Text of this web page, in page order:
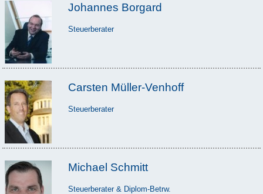
Johannes Borgard
Steuerberater
Carsten Müller-Venhoff
Steuerberater
Michael Schmitt
Steuerberater & Diplom-Betrw.